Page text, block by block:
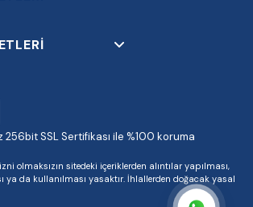
256bit SSL Sertifikası ile %100 koruma
olmaksızın sitedeki içeriklerden alıntılar yapılması,
ya da kullanılması yasaktır. İhlallerden doğacak yasal